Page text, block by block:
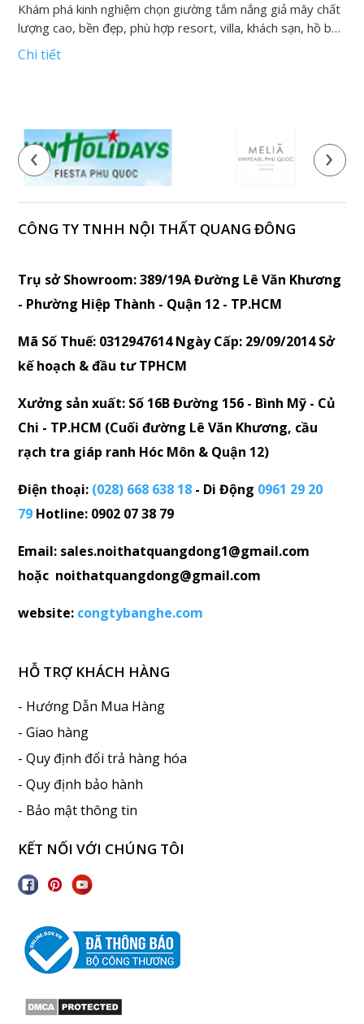
Khám phá kinh nghiệm chọn giường tắm nắng giả mây chất
lượng cao, bền đẹp, phù hợp resort, villa, khách sạn, hồ bơi
và khu nghỉ dưỡng
Chi tiết
‹ ›
CÔNG TY TNHH NỘI THẤT QUANG ĐÔNG
Trụ sở Showroom: 389/19A Đường Lê Văn Khương
- Phường Hiệp Thành - Quận 12 - TP.HCM
Mã Số Thuế: 0312947614 Ngày Cấp: 29/09/2014 Sở
kế hoạch & đầu tư TPHCM
Xưởng sản xuất: Số 16B Đường 156 - Bình Mỹ - Củ
Chi - TP.HCM (Cuối đường Lê Văn Khương, cầu
rạch tra giáp ranh Hóc Môn & Quận 12)
Điện thoại: (028) 668 638 18 - Di Động 0961 29 20
79 Hotline: 0902 07 38 79
Email: sales.noithatquangdong1@gmail.com
hoặc noithatquangdong@gmail.com
website: congtybanghe.com
HỖ TRỢ KHÁCH HÀNG
- Hướng Dẫn Mua Hàng
- Giao hàng
- Quy định đổi trả hàng hóa
- Quy định bảo hành
- Bảo mật thông tin
KẾT NỐI VỚI CHÚNG TÔI